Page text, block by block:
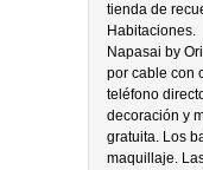
tienda de
Habitaciones.
Napasai by
por cable con
teléfono
decoración y
gratuita. Los
maquillaje.